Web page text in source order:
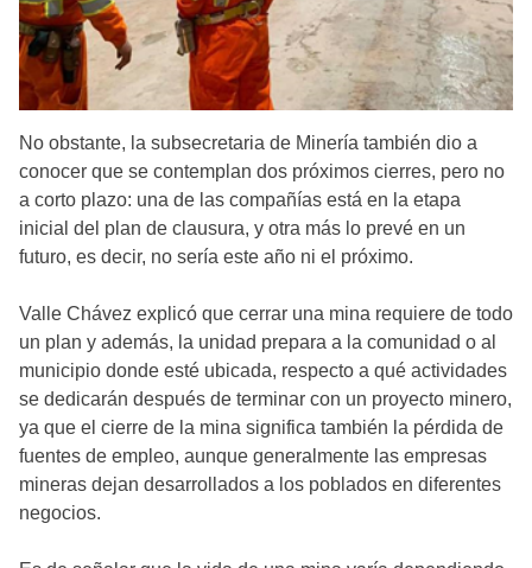
No obstante, la subsecretaria de Minería también dio a
conocer que se contemplan dos próximos cierres, pero no
a corto plazo: una de las compañías está en la etapa
inicial del plan de clausura, y otra más lo prevé en un
futuro, es decir, no sería este año ni el próximo.
Valle Chávez explicó que cerrar una mina requiere de todo
un plan y además, la unidad prepara a la comunidad o al
municipio donde esté ubicada, respecto a qué actividades
se dedicarán después de terminar con un proyecto minero,
ya que el cierre de la mina significa también la pérdida de
fuentes de empleo, aunque generalmente las empresas
mineras dejan desarrollados a los poblados en diferentes
negocios.